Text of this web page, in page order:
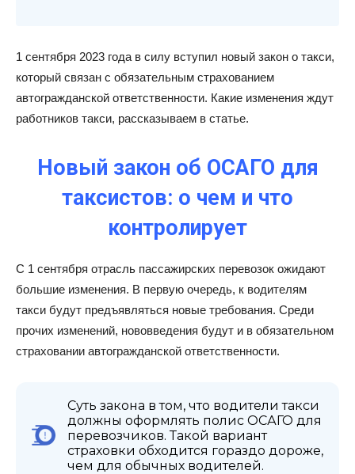
1 сентября 2023 года в силу вступил новый закон о такси,
который связан с обязательным страхованием
автогражданской ответственности. Какие изменения ждут
работников такси, рассказываем в статье.
Новый закон об ОСАГО для
таксистов: о чем и что
контролирует
С 1 сентября отрасль пассажирских перевозок ожидают
большие изменения. В первую очередь, к водителям
такси будут предъявляться новые требования. Среди
прочих изменений, нововведения будут и в обязательном
страховании автогражданской ответственности.
Суть закона в том, что водители такси
должны оформлять полис ОСАГО для
перевозчиков. Такой вариант
страховки обходится гораздо дороже,
чем для обычных водителей.